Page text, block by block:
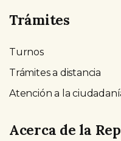
Trámites
Turnos
Trámites a distancia
Atención a la
Acerca de la